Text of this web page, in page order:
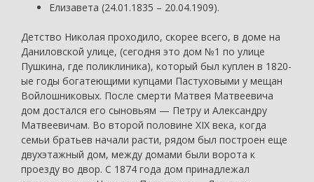
Елизавета (24.01.1835 – 20.04.1909).
Детство Николая проходило, скорее всего, в доме на
Даниловской улице, (сегодня это дом №1 по улице
Пушкина, где поликлиника), который был куплен в 1820-
ые годы богатеющими купцами Пастуховыми у мещан
Войлошниковых. После смерти Матвея Матвеевича
дом достался его сыновьям — Петру и Александру
Матвеевичам. Во второй половине XIX века, когда
семьи братьев начали расти, рядом был построен еще
двухэтажный дом, между домами были ворота к
проезду во двор. С 1874 года дом принадлежал